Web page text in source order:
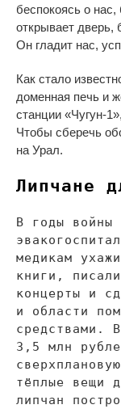
беспокоясь о нас,
открывает
Он гладит нас,
Как стало
доменная печь и
станции «Чугун-1»
Чтобы сберечь
на Урал.
Липчане
В годы войны
медикам
книги,
концерты и
и
области
средствами. В
3,5
млн
тёплые вещи
липчан